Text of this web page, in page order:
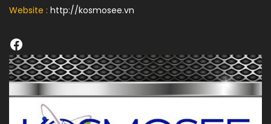
Website : http://kosmosee.vn
Facebook